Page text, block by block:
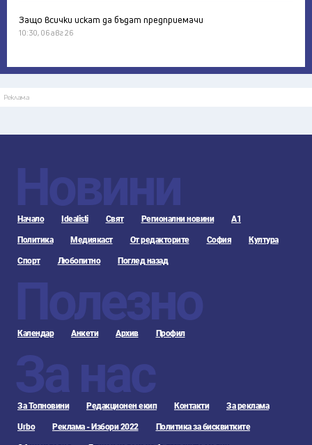
Защо всички искат да бъдат предприемачи
10:30, 06 авг 26
Реклама
Новини
Начало Idealisti Свят Регионални новини А1
Политика Медиякаст От редакторите София Култура
Спорт Любопитно Поглед назад
Полезно
Календар Анкети Архив Профил
За нас
За Топновини Редакционен екип Контакти За реклама
Urbo Реклама - Избори 2022 Политика за бисквитките